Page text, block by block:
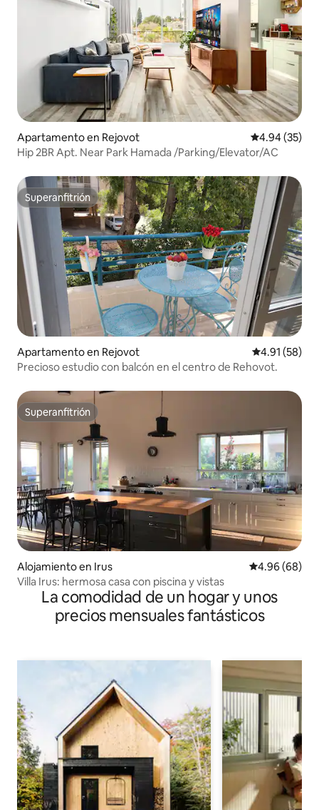
Apartamento en Rejovot Calificación
4.94 (35)
Hip 2BR Apt. Near Park Hamada /Parking/Elevator/AC
Superanfitrión
Superanfitrión
Apartamento en Rejovot Calificación
4.91 (58)
Precioso estudio con balcón en el centro de Rehovot.
Superanfitrión
Superanfitrión
Alojamiento en Irus Calificación
4.96 (68)
Villa Irus: hermosa casa con piscina y vistas
La comodidad de un hogar y unos
precios mensuales fantásticos